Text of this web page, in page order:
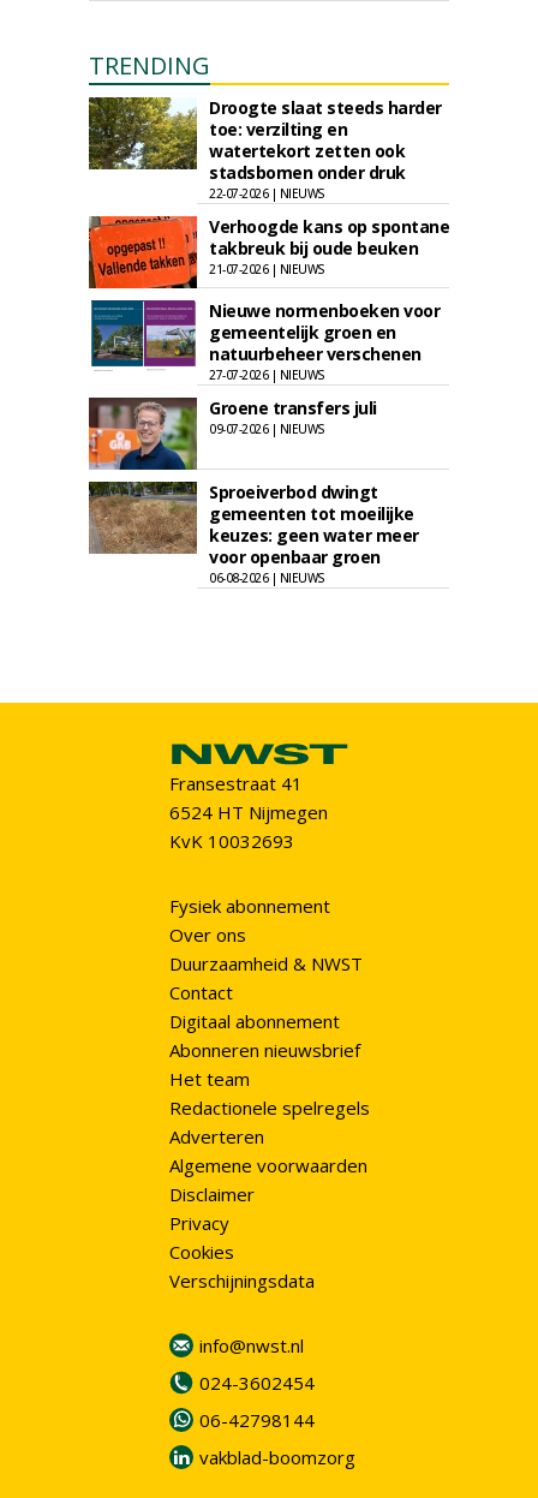
TRENDING
Droogte slaat steeds harder
toe: verzilting en
watertekort zetten ook
stadsbomen onder druk
22-07-2026 | NIEUWS
Verhoogde kans op spontane
takbreuk bij oude beuken
21-07-2026 | NIEUWS
Nieuwe normenboeken voor
gemeentelijk groen en
natuurbeheer verschenen
27-07-2026 | NIEUWS
Groene transfers juli
09-07-2026 | NIEUWS
Sproeiverbod dwingt
gemeenten tot moeilijke
keuzes: geen water meer
voor openbaar groen
06-08-2026 | NIEUWS
Fransestraat 41
6524 HT Nijmegen
KvK 10032693
Fysiek abonnement
Over ons
Duurzaamheid & NWST
Contact
Digitaal abonnement
Abonneren nieuwsbrief
Het team
Redactionele spelregels
Adverteren
Algemene voorwaarden
Disclaimer
Privacy
Cookies
Verschijningsdata
info@nwst.nl
024-3602454
06-42798144
vakblad-boomzorg